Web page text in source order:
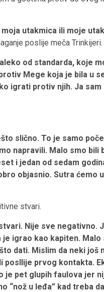
utakmica ili moje
poslije meča Trinkijeri.
od standarda, koje
Mege koja je bila u
igrati protiv njih. Ja
slično. To je samo
napravili. Malo smo bili
i jedan od sedam
objasnio. Sutra ćemo
stvari.
Nije sve negativno.
igrao kao kapiten.
dati. Mislim da neki još
prvog kontakta.
je pet glupih faulova jer
“nož u leđa” kad treba